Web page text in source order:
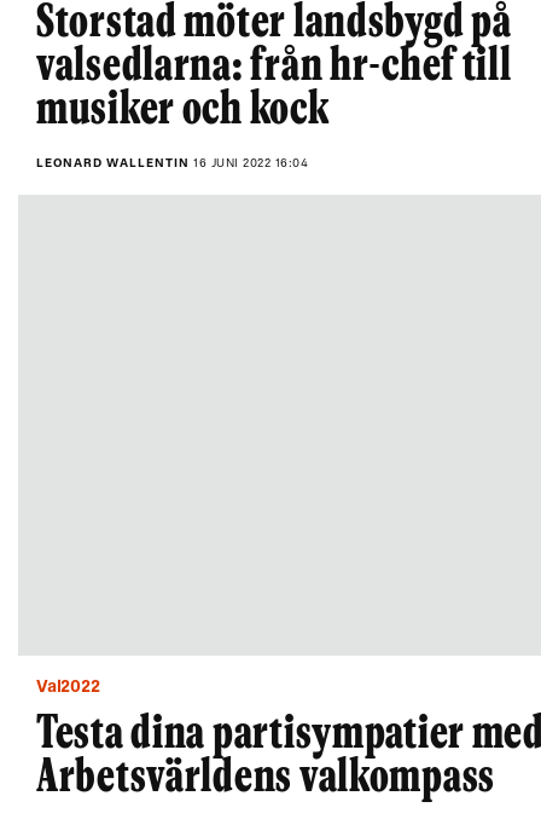
Storstad möter landsbygd på
valsedlarna: från hr-chef till
musiker och kock
LEONARD WALLENTIN 16 JUNI 2022 16:04
Val2022
Testa dina partisympatier
Arbetsvärldens valkompass